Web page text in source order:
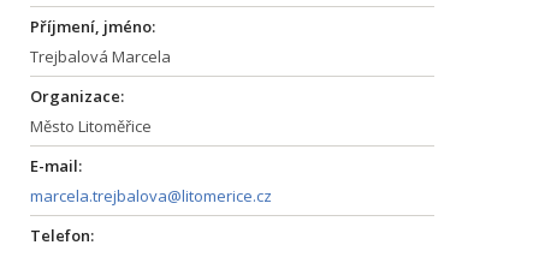
Příjmení, jméno:
Trejbalová Marcela
Organizace:
Město Litoměřice
E-mail:
marcela.trejbalova@litomerice.cz
Telefon: